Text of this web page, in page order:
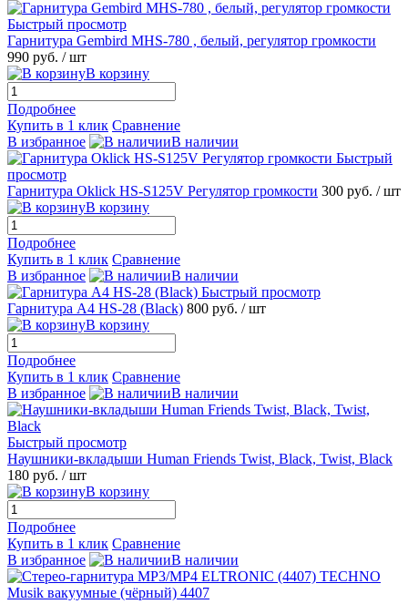
Быстрый просмотр
Гарнитура Gembird MHS-780 , белый, регулятор громкости
990 руб. / шт
В корзину
Подробнее
Купить в 1 клик Сравнение
В избранное
В наличии
Быстрый
просмотр
Гарнитура Oklick HS-S125V Регулятор громкости 300 руб. / шт
В корзину
Подробнее
Купить в 1 клик Сравнение
В избранное
В наличии
Быстрый просмотр
Гарнитура A4 HS-28 (Black) 800 руб. / шт
В корзину
Подробнее
Купить в 1 клик Сравнение
В избранное
В наличии
Быстрый просмотр
Наушники-вкладыши Human Friends Twist, Black, Twist, Black
180 руб. / шт
В корзину
Подробнее
Купить в 1 клик Сравнение
В избранное
В наличии